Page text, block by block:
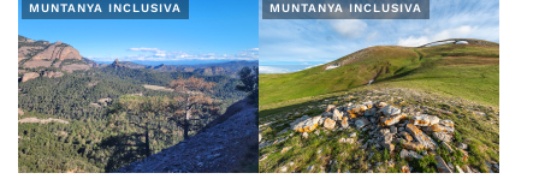
Canal del Molí L’Areny del Molí
Les Riberes Riera de
Canyamassos L’Escorxador
MUNTANYA INCLUSIVA MUNTANYA INCLUSIVA